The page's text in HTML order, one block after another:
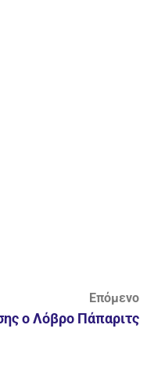
Επόμενο
ο Λόβρο Πάπαριτς